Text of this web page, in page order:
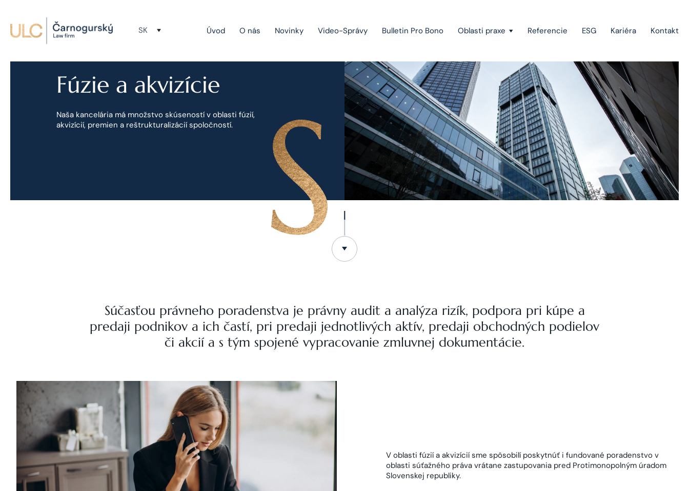
SK Úvod O nás Novinky Video-Správy Bulletin Pro Bono Oblasti praxe
Riešenie sporov
Fúzie a akvizície
Právo obchodných spoločností
Právo hospodárskej súťaže
Vymáhanie pohľadávok a konkurzné právo
Štátna pomoc, investičné stimuly a projektové
financovanie
Európske právo
Právo duševného vlastníctva
Green-field a brown-field projekty
Referencie ESG Kariéra Kontakt
Fúzie a akvizície
Naša kancelária má množstvo skúseností v oblasti fúzií,
akvizícií, premien a reštrukturalizácií spoločností.
Súčasťou právneho poradenstva je právny audit a analýza rizík, podpora pri kúpe a
predaji podnikov a ich častí, pri predaji jednotlivých aktív, predaji obchodných podielov
či akcií a s tým spojené vypracovanie zmluvnej dokumentácie.
V oblasti fúzií a akvizícií sme spôsobilí poskytnúť i fundované poradenstvo v
oblasti súťažného práva vrátane zastupovania pred Protimonopolným úradom
Slovenskej republiky.